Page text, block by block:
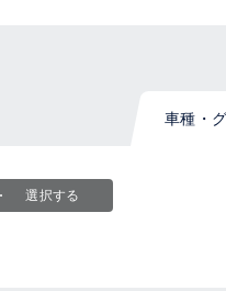
車種・
選択する